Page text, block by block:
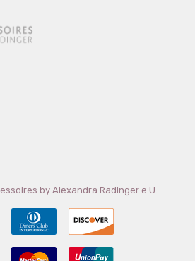
by Alexandra Radinger e.U.